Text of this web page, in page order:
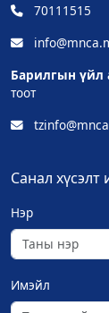
70111515
Барилгын үйл
тоот
Санал хүсэлт
Нэр
Имэйл